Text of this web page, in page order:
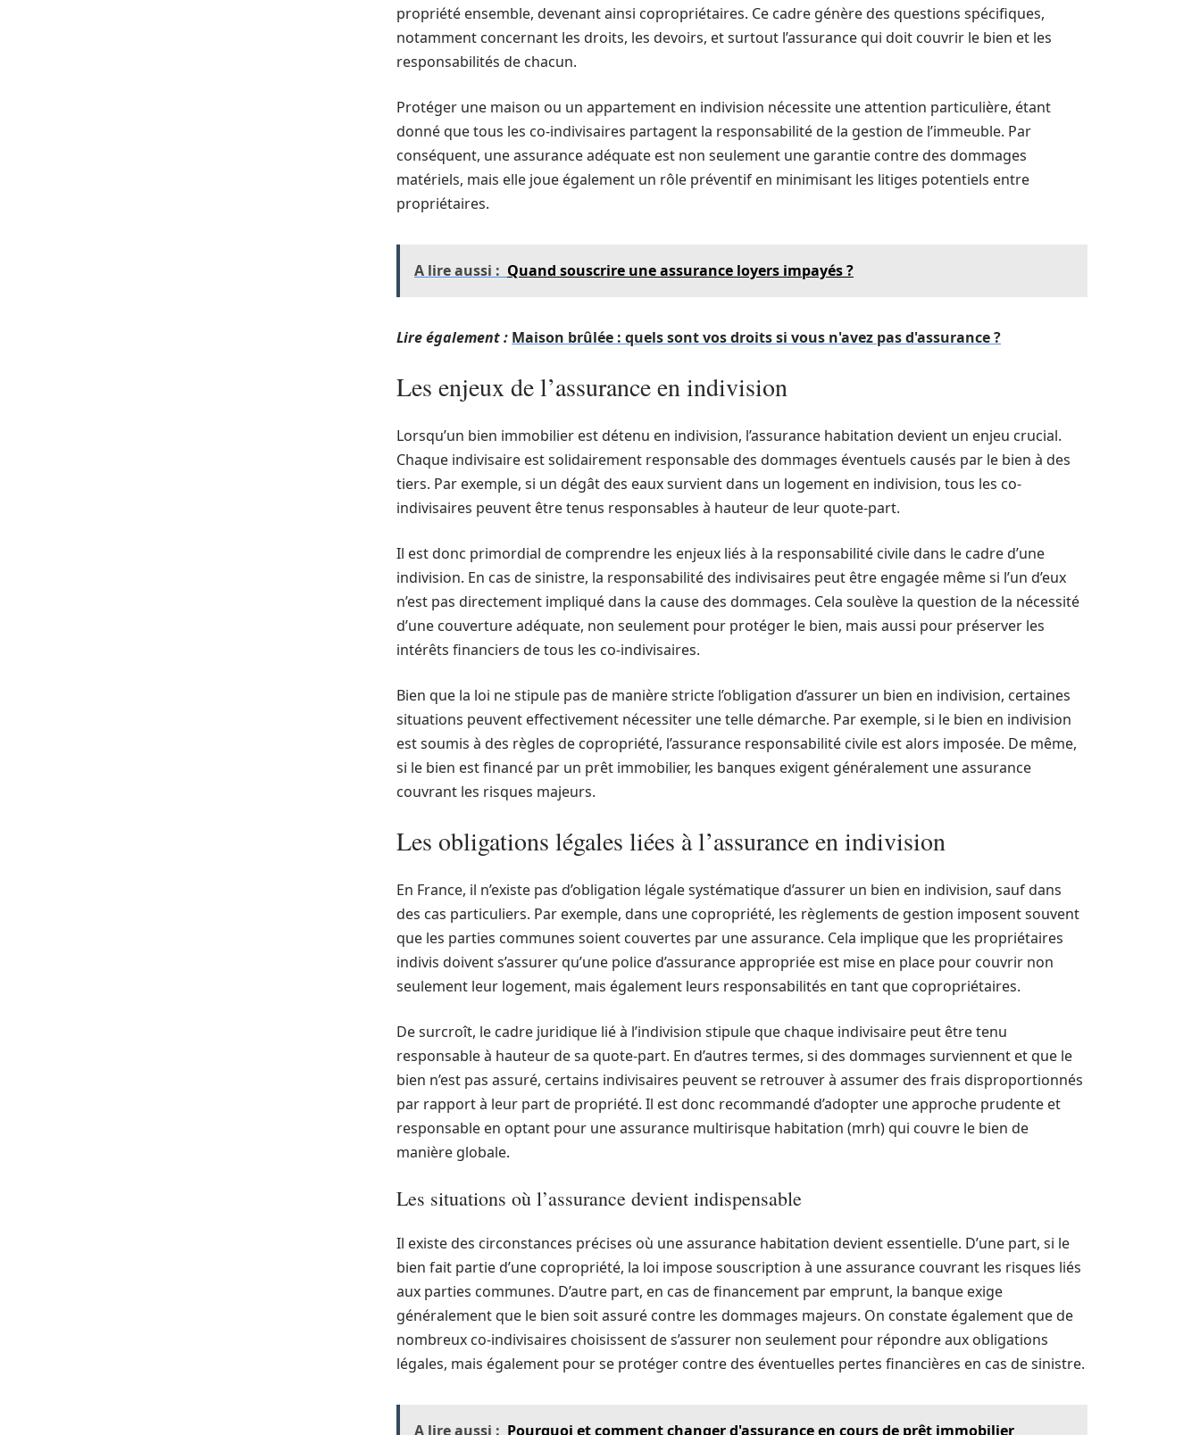
propriété ensemble, devenant ainsi copropriétaires. Ce cadre génère des questions spécifiques,
notamment concernant les droits, les devoirs, et surtout l’assurance qui doit couvrir le bien et les
responsabilités de chacun.
Protéger une maison ou un appartement en indivision nécessite une attention particulière, étant
donné que tous les co-indivisaires partagent la responsabilité de la gestion de l’immeuble. Par
conséquent, une assurance adéquate est non seulement une garantie contre des dommages
matériels, mais elle joue également un rôle préventif en minimisant les litiges potentiels entre
propriétaires.
A lire aussi : Quand souscrire une assurance loyers impayés ?
Lire également : Maison brûlée : quels sont vos droits si vous n'avez pas d'assurance ?
Les enjeux de l’assurance en indivision
Lorsqu’un bien immobilier est détenu en indivision, l’assurance habitation devient un enjeu crucial.
Chaque indivisaire est solidairement responsable des dommages éventuels causés par le bien à des
tiers. Par exemple, si un dégât des eaux survient dans un logement en indivision, tous les co-
indivisaires peuvent être tenus responsables à hauteur de leur quote-part.
Il est donc primordial de comprendre les enjeux liés à la responsabilité civile dans le cadre d’une
indivision. En cas de sinistre, la responsabilité des indivisaires peut être engagée même si l’un d’eux
n’est pas directement impliqué dans la cause des dommages. Cela soulève la question de la nécessité
d’une couverture adéquate, non seulement pour protéger le bien, mais aussi pour préserver les
intérêts financiers de tous les co-indivisaires.
Bien que la loi ne stipule pas de manière stricte l’obligation d’assurer un bien en indivision, certaines
situations peuvent effectivement nécessiter une telle démarche. Par exemple, si le bien en indivision
est soumis à des règles de copropriété, l’assurance responsabilité civile est alors imposée. De même,
si le bien est financé par un prêt immobilier, les banques exigent généralement une assurance
couvrant les risques majeurs.
Les obligations légales liées à l’assurance en indivision
En France, il n’existe pas d’obligation légale systématique d’assurer un bien en indivision, sauf dans
des cas particuliers. Par exemple, dans une copropriété, les règlements de gestion imposent souvent
que les parties communes soient couvertes par une assurance. Cela implique que les propriétaires
indivis doivent s’assurer qu’une police d’assurance appropriée est mise en place pour couvrir non
seulement leur logement, mais également leurs responsabilités en tant que copropriétaires.
De surcroît, le cadre juridique lié à l’indivision stipule que chaque indivisaire peut être tenu
responsable à hauteur de sa quote-part. En d’autres termes, si des dommages surviennent et que le
bien n’est pas assuré, certains indivisaires peuvent se retrouver à assumer des frais disproportionnés
par rapport à leur part de propriété. Il est donc recommandé d’adopter une approche prudente et
responsable en optant pour une assurance multirisque habitation (mrh) qui couvre le bien de
manière globale.
Les situations où l’assurance devient indispensable
Il existe des circonstances précises où une assurance habitation devient essentielle. D’une part, si le
bien fait partie d’une copropriété, la loi impose souscription à une assurance couvrant les risques liés
aux parties communes. D’autre part, en cas de financement par emprunt, la banque exige
généralement que le bien soit assuré contre les dommages majeurs. On constate également que de
nombreux co-indivisaires choisissent de s’assurer non seulement pour répondre aux obligations
légales, mais également pour se protéger contre des éventuelles pertes financières en cas de sinistre.
A lire aussi : Pourquoi et comment changer d'assurance en cours de prêt immobilier